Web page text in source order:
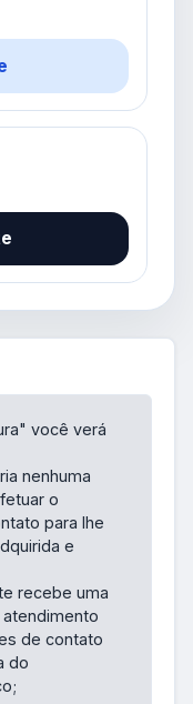
você verá
nenhuma
o
para lhe
e
recebe uma
de contato
do